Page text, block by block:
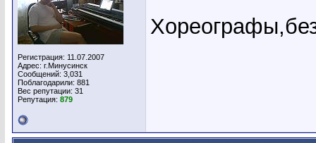
Регистрация: 11.07.2007
Адрес: г.Минусинск
Сообщений: 3,031
Поблагодарили: 881
Вес репутации: 31
Репутация: 879